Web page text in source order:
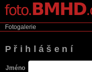
Fotogalerie
Přihlášení
Jméno